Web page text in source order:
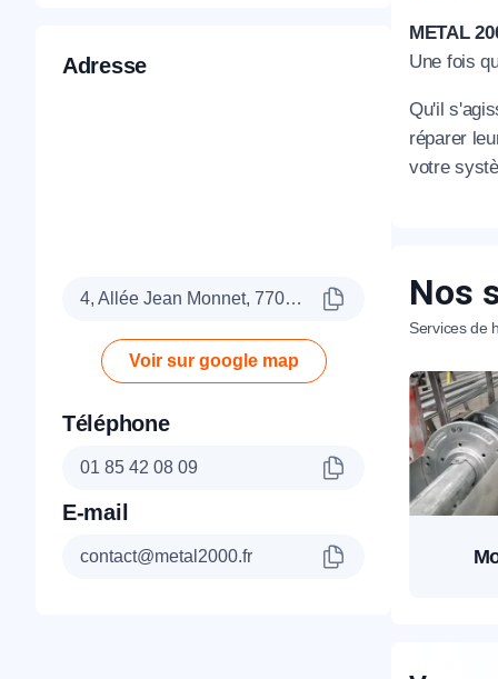
Adresse
4, Allée Jean Monnet, 77090 Collégien
Voir sur google map
Téléphone
01 85 42 08 09
E-mail
contact@metal2000.fr
METAL
Une fois
Qu'il
réparer
votre
Nos
Services de